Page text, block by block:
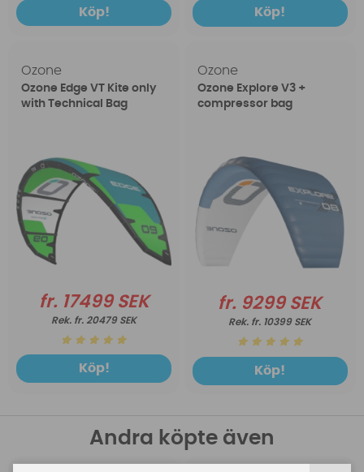
Köp! Köp!
Ozone
Ozone Edge VT Kite only
with Technical Bag
fr. 17499 SEK
fr. 20479 SEK
Köp!
Ozone
Ozone Explore V3 +
compressor bag
fr. 9299 SEK
fr. 10399 SEK
Köp!
Andra köpte även